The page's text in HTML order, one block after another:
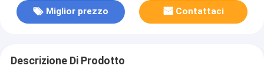
Miglior prezzo Contattaci
Descrizione Di Prodotto